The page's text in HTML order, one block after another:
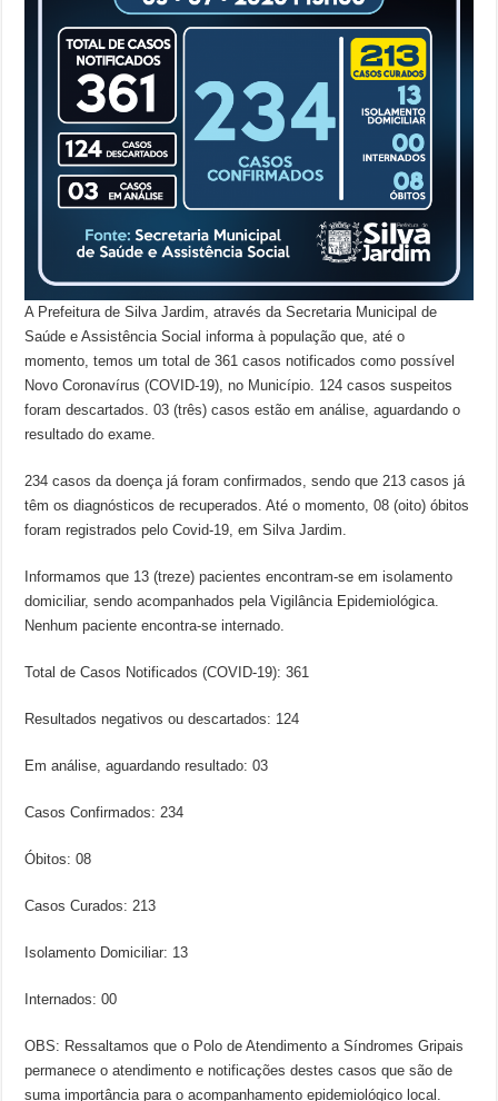
A Prefeitura de Silva Jardim, através da Secretaria Municipal de
Saúde e Assistência Social informa à população que, até o
momento, temos um total de 361 casos notificados como possível
Novo Coronavírus (COVID-19), no Município. 124 casos suspeitos
foram descartados. 03 (três) casos estão em análise, aguardando o
resultado do exame.
234 casos da doença já foram confirmados, sendo que 213 casos já
têm os diagnósticos de recuperados. Até o momento, 08 (oito) óbitos
foram registrados pelo Covid-19, em Silva Jardim.
Informamos que 13 (treze) pacientes encontram-se em isolamento
domiciliar, sendo acompanhados pela Vigilância Epidemiológica.
Nenhum paciente encontra-se internado.
Total de Casos Notificados (COVID-19): 361
Resultados negativos ou descartados: 124
Em análise, aguardando resultado: 03
Casos Confirmados: 234
Óbitos: 08
Casos Curados: 213
Isolamento Domiciliar: 13
Internados: 00
OBS: Ressaltamos que o Polo de Atendimento a Síndromes Gripais
permanece o atendimento e notificações destes casos que são de
suma importância para o acompanhamento epidemiológico local.